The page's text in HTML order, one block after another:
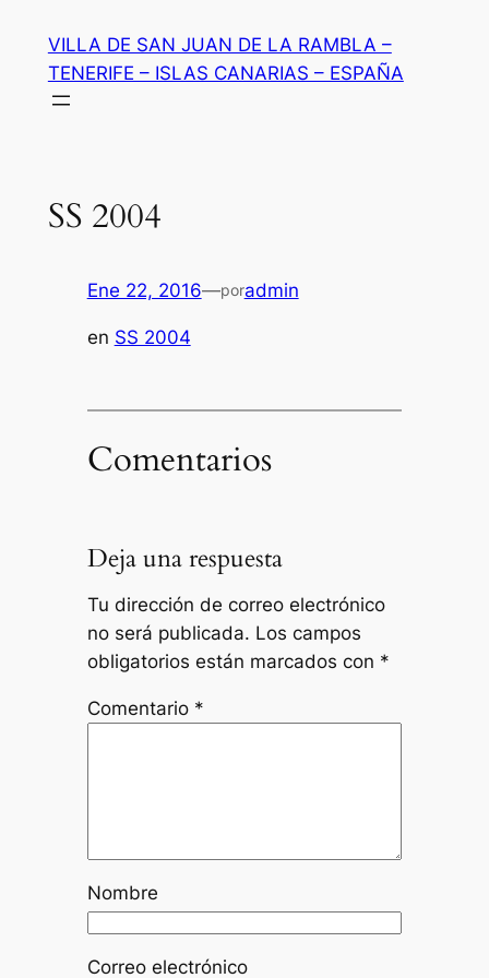
contenido
VILLA DE SAN JUAN DE LA RAMBLA –
TENERIFE – ISLAS CANARIAS – ESPAÑA
SS 2004
Ene 22, 2016—poradmin
en SS 2004
Comentarios
Deja una respuesta
Tu dirección de correo electrónico
no será publicada. Los campos
obligatorios están marcados con *
Comentario *
Nombre
Correo electrónico